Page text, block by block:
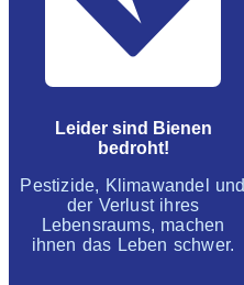
Leider sind Bienen
bedroht!
Pestizide, Klimawandel und
der Verlust ihres
Lebensraums, machen
ihnen das Leben schwer.